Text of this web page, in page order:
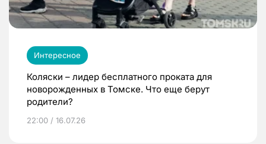
Интересное
Коляски – лидер бесплатного проката для
новорожденных в Томске. Что еще берут
родители?
22:00 / 16.07.26